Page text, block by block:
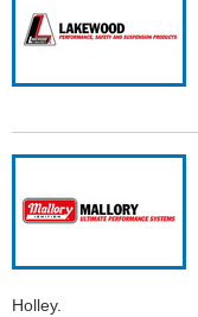
Holley.